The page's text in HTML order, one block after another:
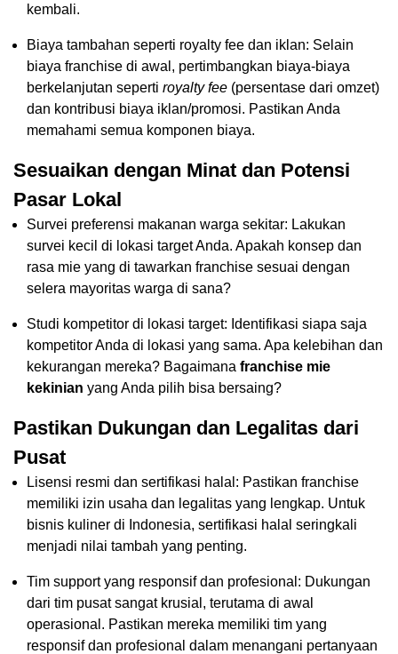
kembali.
Biaya tambahan seperti royalty fee dan iklan: Selain
biaya franchise di awal, pertimbangkan biaya-biaya
berkelanjutan seperti royalty fee (persentase dari omzet)
dan kontribusi biaya iklan/promosi. Pastikan Anda
memahami semua komponen biaya.
Sesuaikan dengan Minat dan Potensi
Pasar Lokal
Survei preferensi makanan warga sekitar: Lakukan
survei kecil di lokasi target Anda. Apakah konsep dan
rasa mie yang di tawarkan franchise sesuai dengan
selera mayoritas warga di sana?
Studi kompetitor di lokasi target: Identifikasi siapa saja
kompetitor Anda di lokasi yang sama. Apa kelebihan dan
kekurangan mereka? Bagaimana franchise mie
kekinian yang Anda pilih bisa bersaing?
Pastikan Dukungan dan Legalitas dari
Pusat
Lisensi resmi dan sertifikasi halal: Pastikan franchise
memiliki izin usaha dan legalitas yang lengkap. Untuk
bisnis kuliner di Indonesia, sertifikasi halal seringkali
menjadi nilai tambah yang penting.
Tim support yang responsif dan profesional: Dukungan
dari tim pusat sangat krusial, terutama di awal
operasional. Pastikan mereka memiliki tim yang
responsif dan profesional dalam menangani pertanyaan